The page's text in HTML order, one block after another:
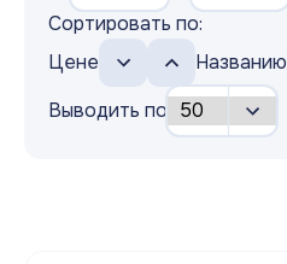
Сортировать по:
Цене
Названию
Выводить по